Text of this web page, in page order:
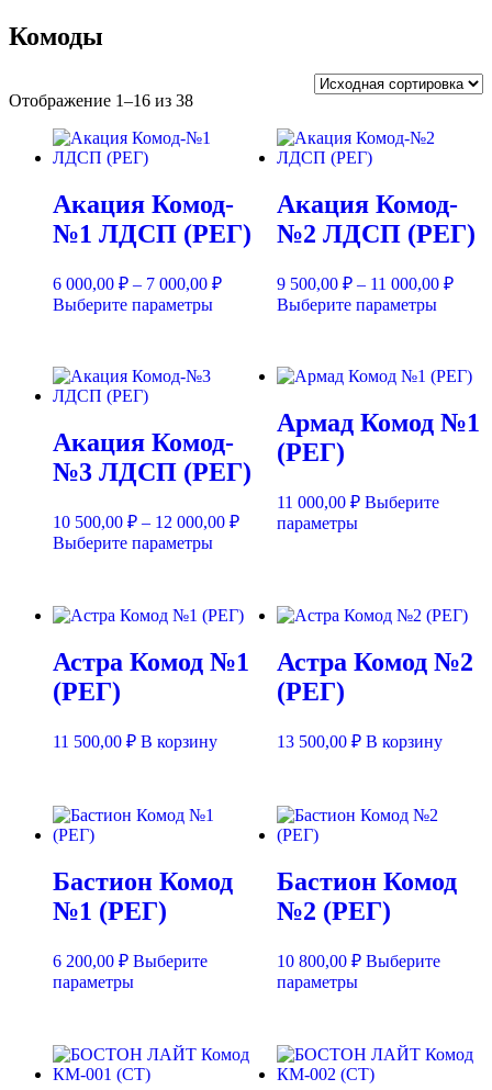
Комоды
Отображение 1–16 из 38
Акация Комод-
№1 ЛДСП (РЕГ)
6 000,00 ₽ – 7 000,00 ₽Диапазон
Выберите параметрыЭтот
несколько
вариаций.
выбрать
на
странице
Акация Комод-
№2 ЛДСП (РЕГ)
9 500,00 ₽ – 11 000,00 ₽
11
Выберите параметрыЭтот
можно
товара.
Акация Комод-
№3 ЛДСП (РЕГ)
10 500,00 ₽ – 12 000,00 ₽Диапазон
12
Выберите параметрыЭтот
вариаций.
можно
товара.
Армад Комод №1
(РЕГ)
11 000,00 ₽ Выберите
параметрыЭтот
Опции
выбрать
Астра Комод №1
(РЕГ)
11 500,00 ₽ В корзину
Астра Комод №2
(РЕГ)
13 500,00 ₽ В корзину
Бастион Комод
№1 (РЕГ)
6 200,00 ₽ Выберите
параметрыЭтот
вариаций.
Опции
Бастион Комод
№2 (РЕГ)
10 800,00 ₽ Выберите
параметрыЭтот
вариаций.
Опции